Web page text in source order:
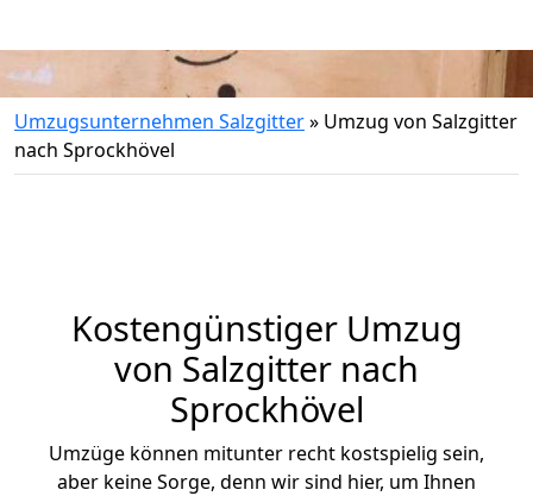
Umzugsunternehmen Salzgitter» Umzug von Salzgitter
nach Sprockhövel
Kostengünstiger Umzug
von Salzgitter nach
Sprockhövel
Umzüge können mitunter recht kostspielig sein,
aber keine Sorge, denn wir sind hier, um Ihnen